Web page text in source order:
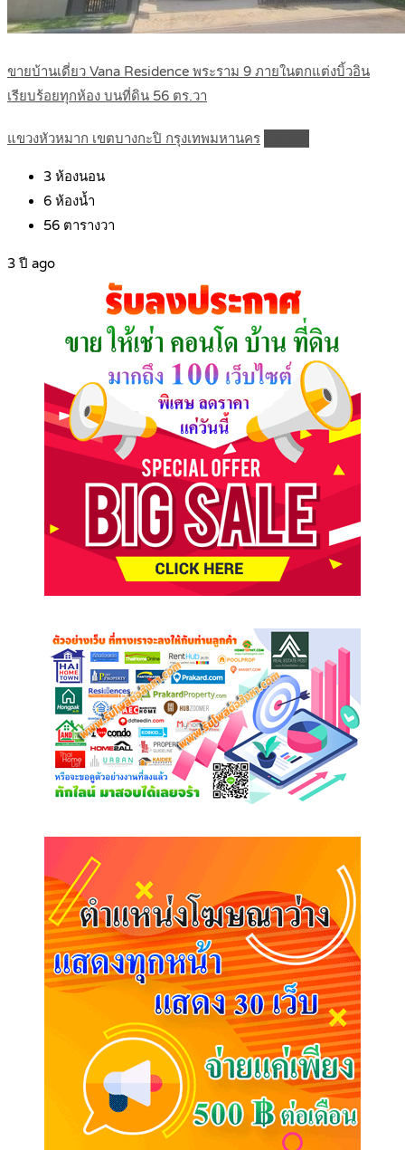
ขายบ้านเดี่ยว Vana Residence พระราม 9 ภายในตกแต่งบิ้วอิน
เรียบร้อยทุกห้อง บนที่ดิน 56 ตร.วา
แขวงหัวหมาก เขตบางกะปิ กรุงเทพมหานคร
3 ห้องนอน
6 ห้องน้ำ
56 ตารางวา
3 ปี ago